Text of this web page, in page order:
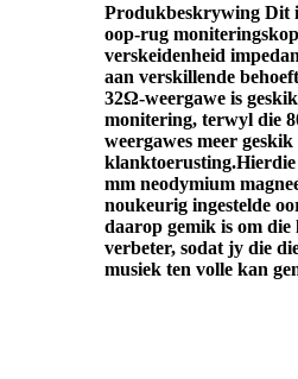
Produkbeskrywing Dit
oop-rug
verskeidenheid
aan verskillende
32Ω-weergawe is
monitering, terwyl die
weergawes meer
mm neodymium
noukeurig ingestelde
daarop gemik is om die
verbeter, sodat jy die
musiek ten volle kan